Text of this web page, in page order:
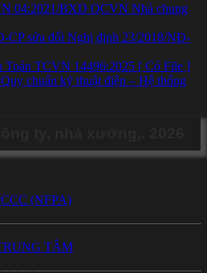
04:2021/BXD QCVN Nhà chung
CP sửa đổi Nghị định 23/2018/NĐ-
Toán TCVN 14496:2025 [ Có File ]
chuẩn kỹ thuật điện – Hệ thống
(NFPA)
TÂM